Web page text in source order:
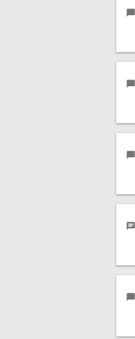
chat_bubble
chat_bubble
chat_bubble
chat
chat_bubble